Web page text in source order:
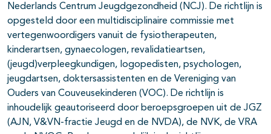
Nederlands Centrum Jeugdgezondheid (NCJ). De richtlijn is
opgesteld door een multidisciplinaire commissie met
vertegenwoordigers vanuit de fysiotherapeuten,
kinderartsen, gynaecologen, revalidatieartsen,
(jeugd)verpleegkundigen, logopedisten, psychologen,
jeugdartsen, doktersassistenten en de Vereniging van
Ouders van Couveusekinderen (VOC). De richtlijn is
inhoudelijk geautoriseerd door beroepsgroepen uit de JGZ
(AJN, V&VN-fractie Jeugd en de NVDA), de NVK, de VRA